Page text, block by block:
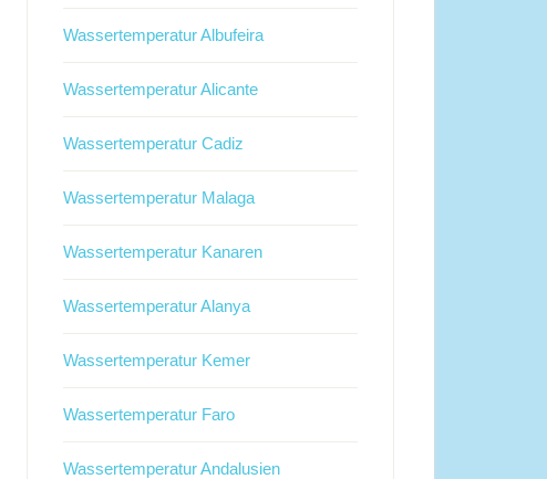
Wassertemperatur Albufeira
Wassertemperatur Alicante
Wassertemperatur Cadiz
Wassertemperatur Malaga
Wassertemperatur Kanaren
Wassertemperatur Alanya
Wassertemperatur Kemer
Wassertemperatur Faro
Wassertemperatur Andalusien